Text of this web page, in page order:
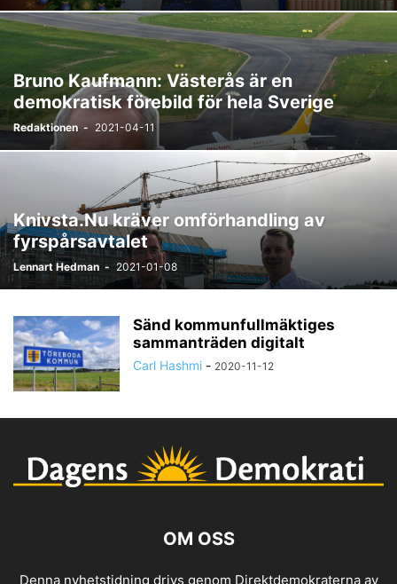
Bruno Kaufmann: Västerås är en
demokratisk förebild för hela Sverige
Redaktionen - 2021-04-11
Knivsta.Nu kräver omförhandling av
fyrspårsavtalet
Lennart Hedman - 2021-01-08
Sänd kommunfullmäktiges
sammanträden digitalt
Carl Hashmi - 2020-11-12
OM OSS
Denna nyhetstidning drivs genom Direktdemokraterna av